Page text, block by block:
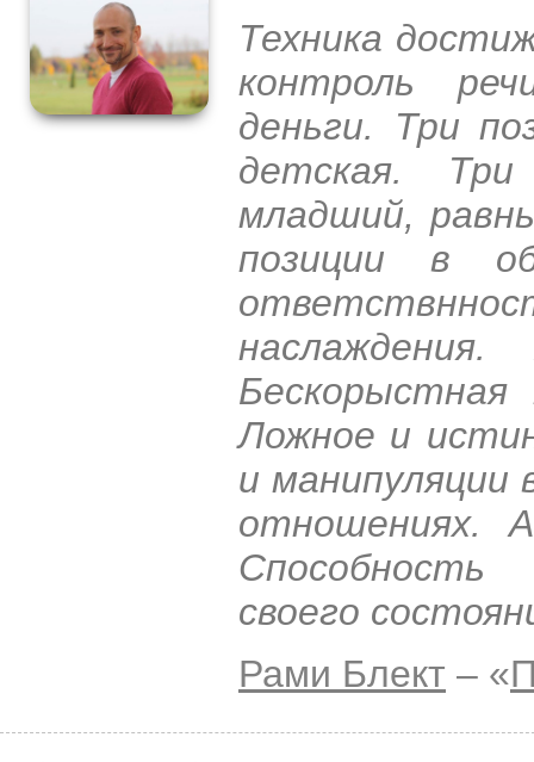
Техника
контроль
деньги. Три
детская.
младший,
позиции в
Ложное и
и
отношениях.
своего
Рами Блект – «